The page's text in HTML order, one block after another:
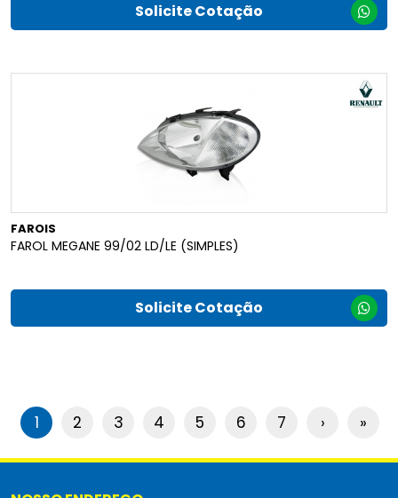
Solicite Cotação
FAROIS
FAROL MEGANE 99/02 LD/LE (SIMPLES)
Solicite Cotação
1 2 3 4 5 6 7 › »